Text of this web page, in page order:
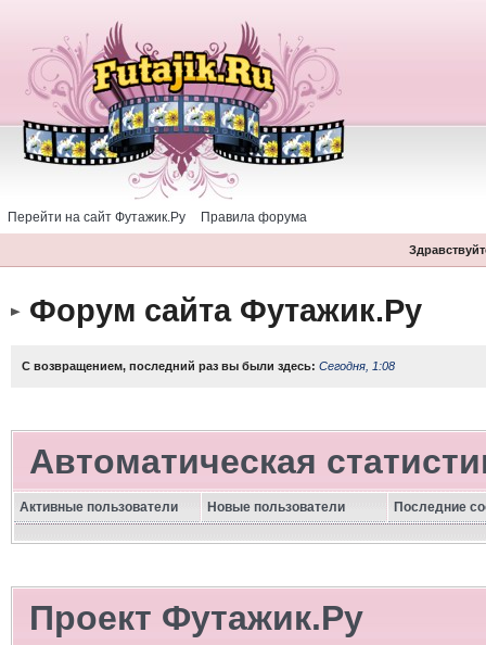
Перейти на сайт Футажик.Ру Правила форума
Форум сайта Футажик.Ру
С возвращением, последний раз вы были здесь: Сегодня, 1:08
Автоматическая
Активные пользователи Новые пользователи Последние
Проект Футажик.Ру